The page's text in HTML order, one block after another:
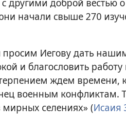
другими доброй вестью
начали свыше 270
Иегову дать
и благословить
ждем времени,
военным конфликтам.
мирных селениях» (Исаия